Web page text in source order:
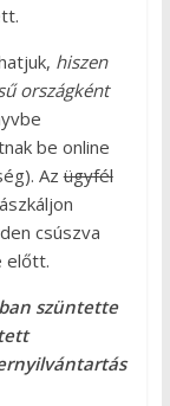
hiszen
országként
be online
Azügyfél
csúszva
előtt.
szüntette